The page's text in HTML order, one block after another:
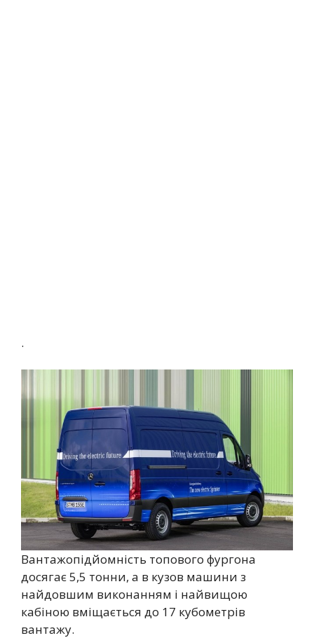
.
Вантажопідйомність топового фургона
досягає 5,5 тонни, а в кузов машини з
найдовшим виконанням і найвищою
кабіною вміщається до 17 кубометрів
вантажу.